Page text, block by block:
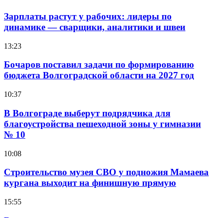
Зарплаты растут у рабочих: лидеры по
динамике — сварщики, аналитики и швеи
13:23
Бочаров поставил задачи по формированию
бюджета Волгоградской области на 2027 год
10:37
В Волгограде выберут подрядчика для
благоустройства пешеходной зоны у гимназии
№ 10
10:08
Строительство музея СВО у подножия Мамаева
кургана выходит на финишную прямую
15:55